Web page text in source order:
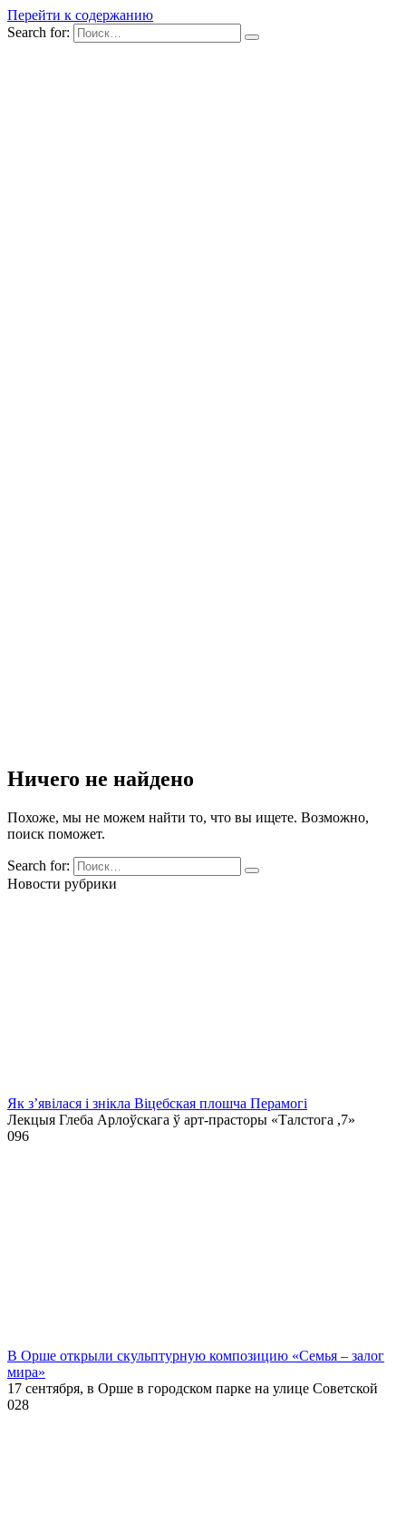
Перейти к содержанию
Search for:
Ничего не найдено
Похоже, мы не можем найти то, что вы ищете. Возможно,
поиск поможет.
Search for:
Новости рубрики
Як з’явілася і знікла Віцебская плошча Перамогі
Лекцыя Глеба Арлоўскага ў арт-прасторы «Талстога ,7»
096
В Орше открыли скульптурную композицию «Семья – залог
мира»
17 сентября, в Орше в городском парке на улице Советской
028